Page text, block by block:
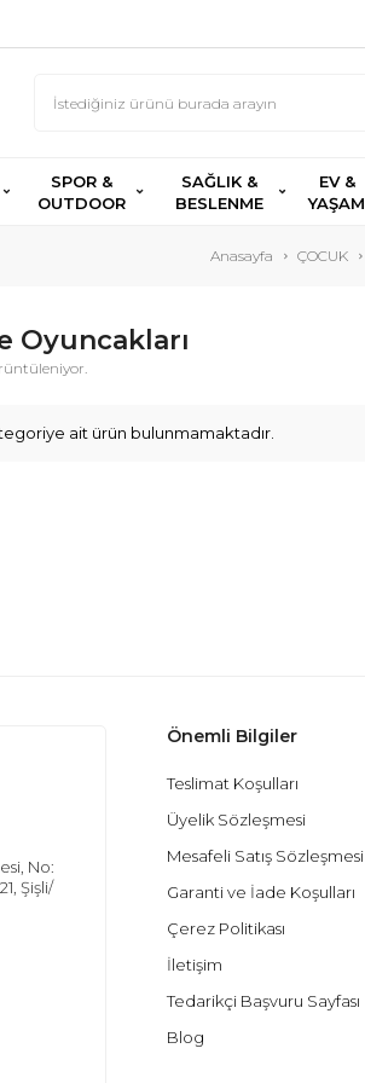
SPOR &
OUTDOOR
SAĞLIK &
BESLENME
EV &
YAŞAM
Anasayfa ÇOCUK
Oyuncakları
ait ürün bulunmamaktadır.
No:
Şişli/
Önemli Bilgiler
Teslimat Koşulları
Üyelik Sözleşmesi
Mesafeli Satış Sözleşmesi
Garanti ve İade Koşulları
Çerez Politikası
İletişim
Tedarikçi Başvuru Sayfası
Blog